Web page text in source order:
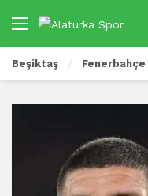
Beşiktaş Fenerbahçe